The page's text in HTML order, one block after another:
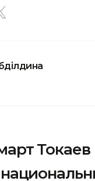
Токаев